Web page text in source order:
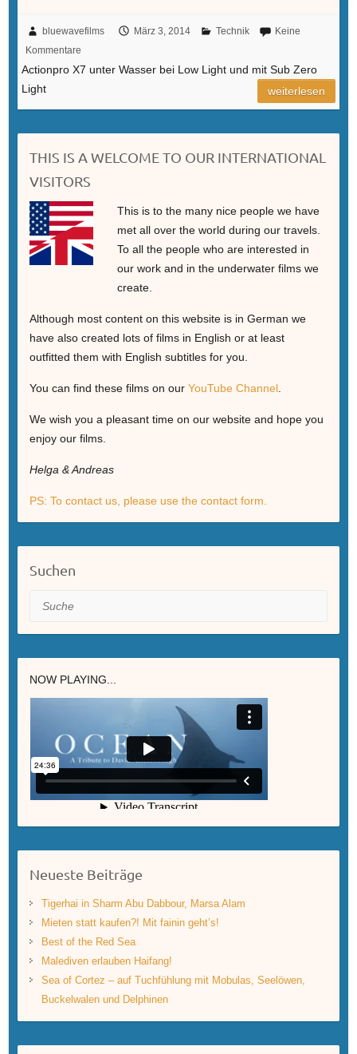
bluewavefilms März 3, 2014 Technik
Keine
Kommentare
Actionpro X7 unter Wasser bei Low Light und mit Sub Zero
Light
weiterlesen
THIS IS A WELCOME TO OUR INTERNATIONAL
VISITORS
This is to the many nice people we have
met all over the world during our travels.
To all the people who are interested in
our work and in the underwater films we
create.
Although most content on this website is in German we
have also created lots of films in English or at least
outfitted them with English subtitles for you.
You can find these films on our YouTube Channel.
We wish you a pleasant time on our website and hope you
enjoy our films.
Helga & Andreas
PS: To contact us, please use the contact form.
Suchen
Suche
NOW PLAYING...
Neueste Beiträge
Tigerhai in Sharm Abu Dabbour, Marsa Alam
Mieten statt kaufen?! Mit fainin geht’s!
Best of the Red Sea
Malediven erlauben Haifang!
Sea of Cortez – auf Tuchfühlung mit Mobulas, Seelöwen,
Buckelwalen und Delphinen